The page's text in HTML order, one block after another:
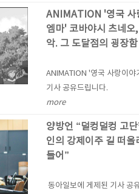
ANIMATION '영국 사
엠마' 코바야시 츠네오
악. 그 도달점의 굉장함
ANIMATION '영국 사랑이야
기사 공유드립니다.
more
양방언 “덜컹덜컹 고
인의 강제이주 길 떠올
들어”
동아일보에 게제된 기사 공